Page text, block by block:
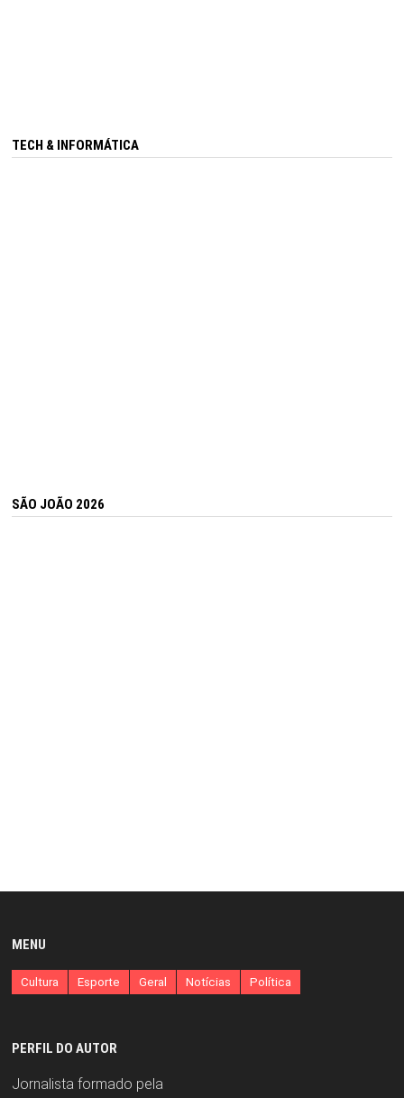
TECH & INFORMÁTICA
SÃO JOÃO 2026
MENU
Cultura Esporte Geral Notícias Política
PERFIL DO AUTOR
Jornalista formado pela